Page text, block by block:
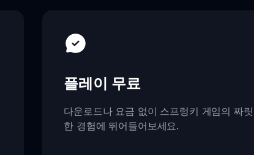
플레이 무료
다운로드나 요금 없이 스프렁키 게임의 짜릿
한 경험에 뛰어들어보세요.